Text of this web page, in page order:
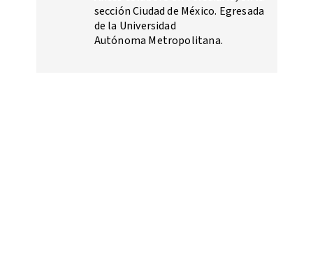
sección Ciudad de México. Egresada
de la Universidad
Autónoma Metropolitana.